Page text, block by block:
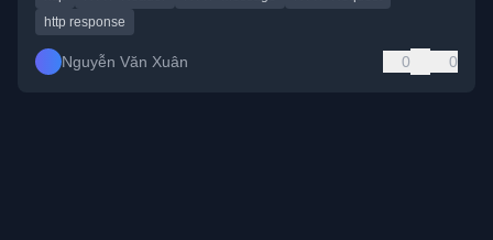
http response
Nguyễn Văn Xuân 0 0